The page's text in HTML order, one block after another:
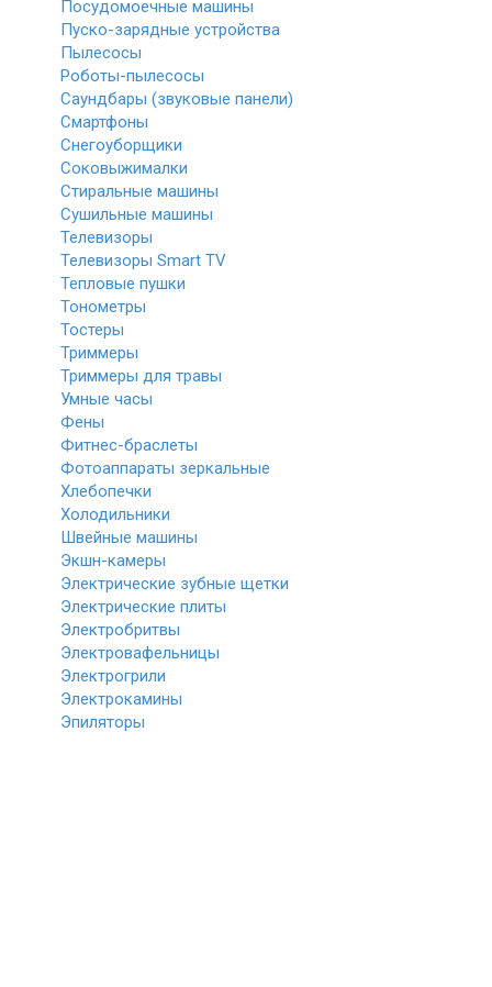
Посудомоечные машины
Пуско-зарядные устройства
Пылесосы
Роботы-пылесосы
Саундбары (звуковые панели)
Смартфоны
Снегоуборщики
Соковыжималки
Стиральные машины
Сушильные машины
Телевизоры
Телевизоры Smart TV
Тепловые пушки
Тонометры
Тостеры
Триммеры
Триммеры для травы
Умные часы
Фены
Фитнес-браслеты
Фотоаппараты зеркальные
Хлебопечки
Холодильники
Швейные машины
Экшн-камеры
Электрические зубные щетки
Электрические плиты
Электробритвы
Электровафельницы
Электрогрили
Электрокамины
Эпиляторы